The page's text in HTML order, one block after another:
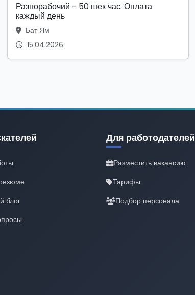
Разнорабочий - 50 шек час. Оплата
каждый день
Бат Ям
15.04.2026
блог
Для работодателей
Разместить вакансию
Тарифы
Подбор персонала